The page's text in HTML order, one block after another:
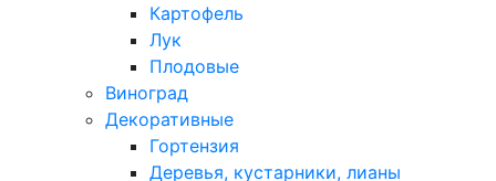
Картофель
Лук
Плодовые
Виноград
Декоративные
Гортензия
Деревья, кустарники, лианы